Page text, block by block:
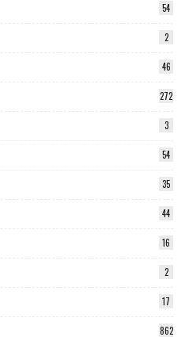
54
2
46
272
3
54
35
44
16
2
17
862